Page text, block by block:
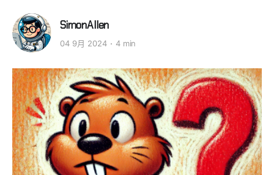
SimonAllen
04 9月 2024 4 min